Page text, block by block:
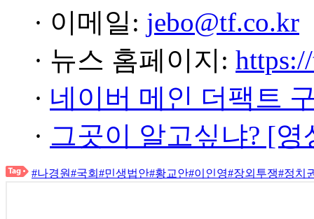
· 이메일: jebo@tf.co.kr
· 뉴스 홈페이지:
· 네이버 메인 더팩트
· 그곳이 알고싶냐? [
#나경원#국회 #민생법안#황교안#이인영#장외투쟁#정치